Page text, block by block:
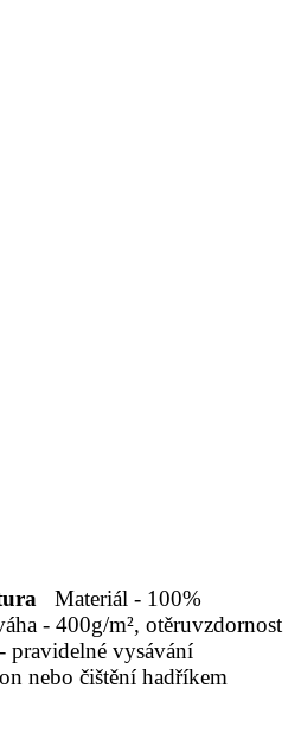
Materiál - 100%
- 400g/m², otěruvzdornost
pravidelné vysávání
nebo čištění hadříkem